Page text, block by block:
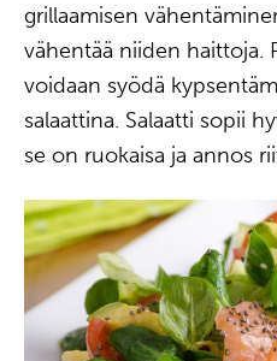
grillaamisen
vähentää niiden haittoja.
voidaan syödä
salaattina. Salaatti sopii
se on ruokaisa ja annos